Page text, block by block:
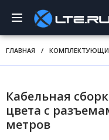
ГЛАВНАЯ /
Кабельная
цвета с
метров